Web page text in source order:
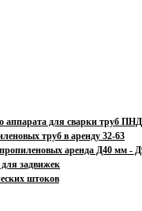
аппарата для сварки труб ПНД
труб в аренду 32-63
аренда Д40 мм
задвижек
штоков